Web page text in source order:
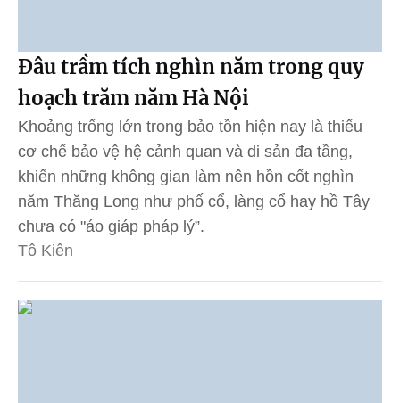
Đâu trầm tích nghìn năm trong quy
hoạch trăm năm Hà Nội
Khoảng trống lớn trong bảo tồn hiện nay là thiếu
cơ chế bảo vệ hệ cảnh quan và di sản đa tầng,
khiến những không gian làm nên hồn cốt nghìn
năm Thăng Long như phố cổ, làng cổ hay hồ Tây
chưa có "áo giáp pháp lý”.
Tô Kiên